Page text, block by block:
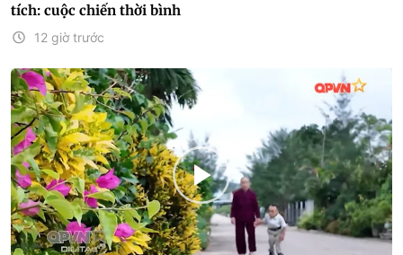
tích: cuộc chiến thời bình
12 giờ trước